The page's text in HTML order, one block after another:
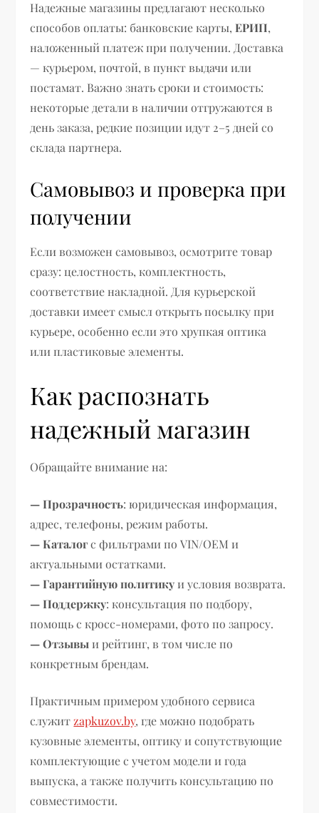
Надежные магазины предлагают несколько
способов оплаты: банковские карты,ЕРИП,
наложенный платеж при получении. Доставка
— курьером, почтой, в пункт выдачи или
постамат. Важно знать сроки и стоимость:
некоторые детали в наличии отгружаются в
день заказа, редкие позиции идут 2–5 дней со
склада партнера.
Самовывоз и проверка при
получении
Если возможен самовывоз, осмотрите товар
сразу: целостность, комплектность,
соответствие накладной. Для курьерской
доставки имеет смысл открыть посылку при
курьере, особенно если это хрупкая оптика
или пластиковые элементы.
Как распознать
надежный магазин
Обращайте внимание на:
— Прозрачность: юридическая информация,
адрес, телефоны, режим работы.
— Каталогс фильтрами по VIN/ОЕМ и
актуальными остатками.
— Гарантийную политику и условия возврата.
— Поддержку: консультация по подбору,
помощь с кросс-номерами, фото по запросу.
— Отзывы и рейтинг, в том числе по
конкретным брендам.
Практичным примером удобного сервиса
служитzapkuzov.by, где можно подобрать
кузовные элементы, оптику и сопутствующие
комплектующие с учетом модели и года
выпуска, а также получить консультацию по
совместимости.